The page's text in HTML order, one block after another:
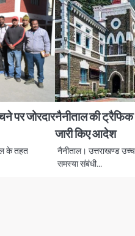
पर जोरदार
के तहत
नैनीताल की ट्रैफिक
जारी किए आदेश
नैनीताल। उत्तराखण्ड
समस्या संबंधी…